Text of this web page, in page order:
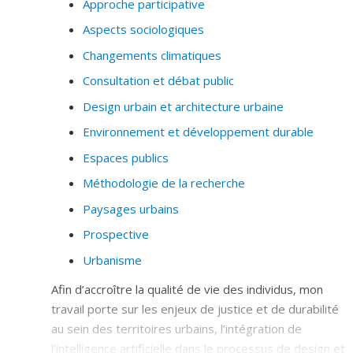
Approche participative
Aspects sociologiques
Changements climatiques
Consultation et débat public
Design urbain et architecture urbaine
Environnement et développement durable
Espaces publics
Méthodologie de la recherche
Paysages urbains
Prospective
Urbanisme
Afin d’accroître la qualité de vie des individus, mon
travail porte sur les enjeux de justice et de durabilité
au sein des territoires urbains, l’intégration de
l’intelligence artificielle dans le processus de design et